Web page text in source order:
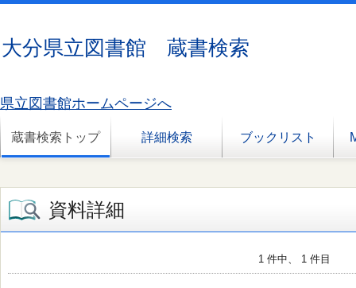
大分県立図書館 蔵書検索
県立図書館ホームページへ
蔵書検索トップ 詳細検索 ブックリスト
資料詳細
1 件中、 1 件目